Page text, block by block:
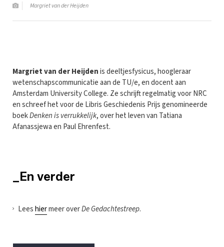
Margriet van der Heijden
Margriet van der Heijdenis deeltjesfysicus, hoogleraar
wetenschapscommunicatie aan de TU/e, en docent aan
Amsterdam University College. Ze schrijft regelmatig voor NRC
en schreef het voor de Libris Geschiedenis Prijs genomineerde
boekDenken is verrukkelijk, over het leven van Tatiana
Afanassjewa en Paul Ehrenfest.
_En verder
Leeshiermeer overDe Gedachtestreep.